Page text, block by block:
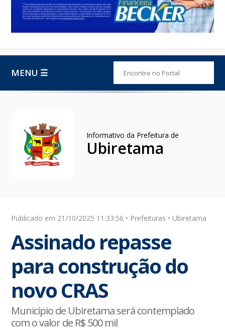
MENU ☰
Informativo da Prefeitura de
Ubiretama
Publicado em 21/10/2025 11:33:56 • Prefeituras • Ubiretama
Assinado repasse
para construção do
novo CRAS
Município de Ubiretama será contemplado
com o valor de R$ 500 mil